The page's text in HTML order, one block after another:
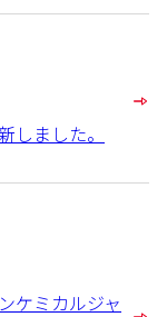
しました。
ケミカルジャ